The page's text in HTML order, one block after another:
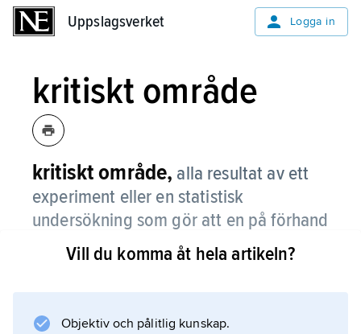
Uppslagsverket Logga in
kritiskt område
kritiskt område, alla resultat av ett
experiment eller en statistisk
undersökning som gör att en på förhand
uppställd hypotes kan förkastas med en
viss bestämd säkerhet.
statistisk hypotesprövning
Vill du komma åt hela artikeln?
Objektiv och pålitlig kunskap.